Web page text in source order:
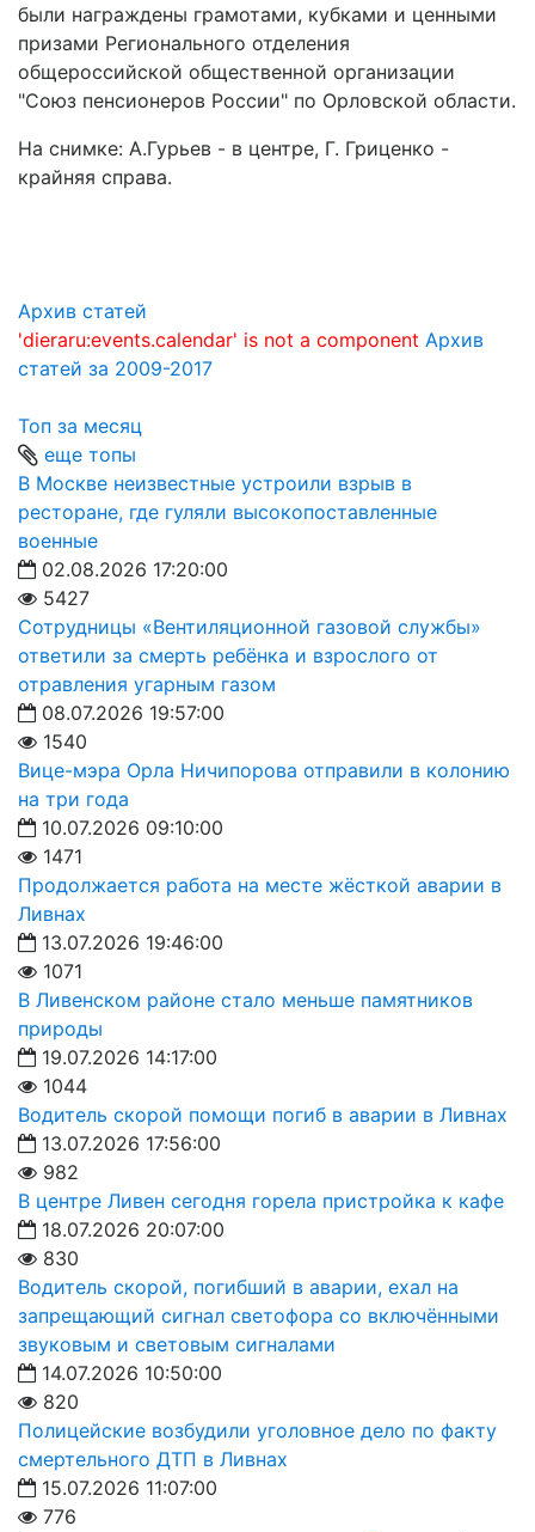
были награждены грамотами, кубками и ценными
призами Регионального отделения
общероссийской общественной организации
"Союз пенсионеров России" по Орловской области.
На снимке: А.Гурьев - в центре, Г. Гриценко -
крайняя справа.
Архив статей
'dieraru:events.calendar' is not a component Архив
статей за 2009-2017
Топ за месяц
еще топы
В Москве неизвестные устроили взрыв в
ресторане, где гуляли высокопоставленные
военные
02.08.2026 17:20:00
5427
Сотрудницы «Вентиляционной газовой службы»
ответили за смерть ребёнка и взрослого от
отравления угарным газом
08.07.2026 19:57:00
1540
Вице-мэра Орла Ничипорова отправили в колонию
на три года
10.07.2026 09:10:00
1471
Продолжается работа на месте жёсткой аварии в
Ливнах
13.07.2026 19:46:00
1071
В Ливенском районе стало меньше памятников
природы
19.07.2026 14:17:00
1044
Водитель скорой помощи погиб в аварии в Ливнах
13.07.2026 17:56:00
982
В центре Ливен сегодня горела пристройка к кафе
18.07.2026 20:07:00
830
Водитель скорой, погибший в аварии, ехал на
запрещающий сигнал светофора со включёнными
звуковым и световым сигналами
14.07.2026 10:50:00
820
Полицейские возбудили уголовное дело по факту
смертельного ДТП в Ливнах
15.07.2026 11:07:00
776